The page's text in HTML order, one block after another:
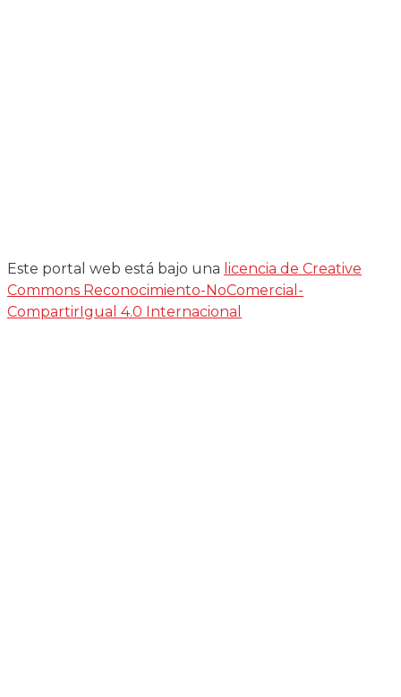
Este portal web está bajo una licencia de Creative
Commons Reconocimiento-NoComercial-
CompartirIgual 4.0 Internacional